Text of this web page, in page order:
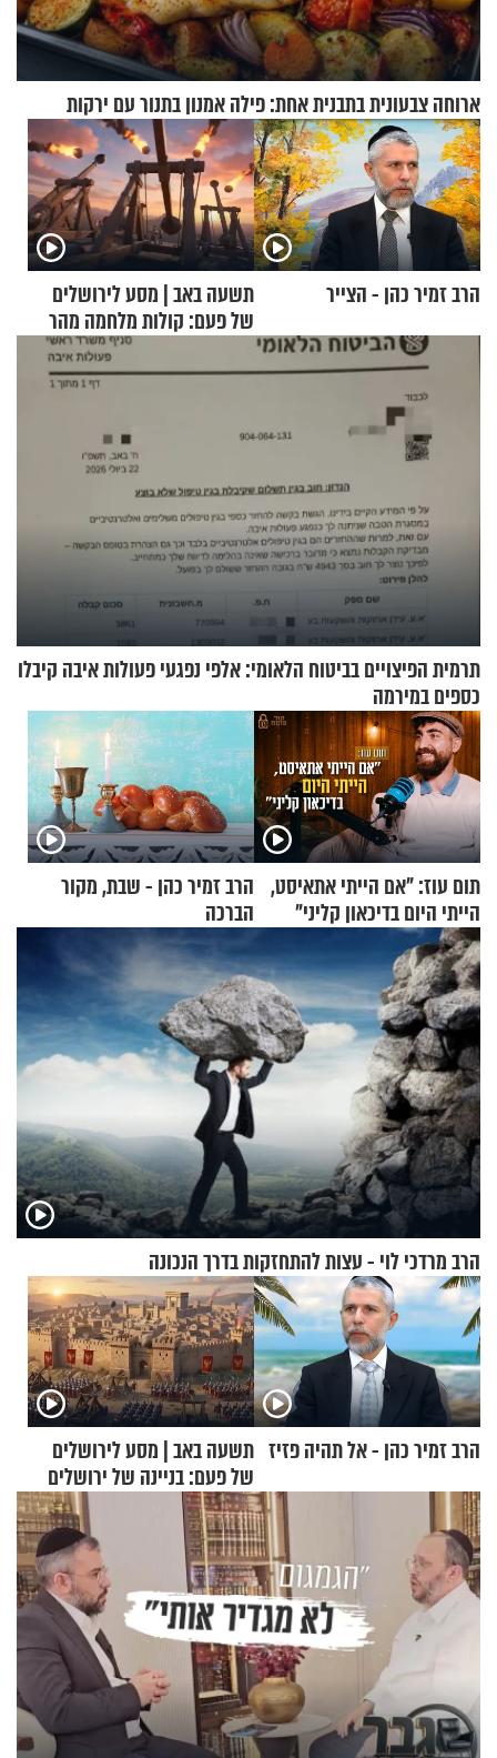
ארוחה צבעונית בתבנית אחת: פילה אמנון בתנור עם ירקות
הרב זמיר כהן - הצייר
תשעה באב | מסע לירושלים
של פעם: קולות מלחמה מהר
תרמית הפיצויים בביטוח הלאומי: אלפי נפגעי פעולות איבה קיבלו
כספים במירמה
תום עוז: "אם הייתי אתאיסט,
הייתי היום בדיכאון קליני"
הרב זמיר כהן - שבת, מקור
הברכה
הרב מרדכי לוי - עצות להתחזקות בדרך הנכונה
הרב זמיר כהן - אל תהיה פזיז תשעה באב | מסע לירושלים
של פעם: בניינה של ירושלים